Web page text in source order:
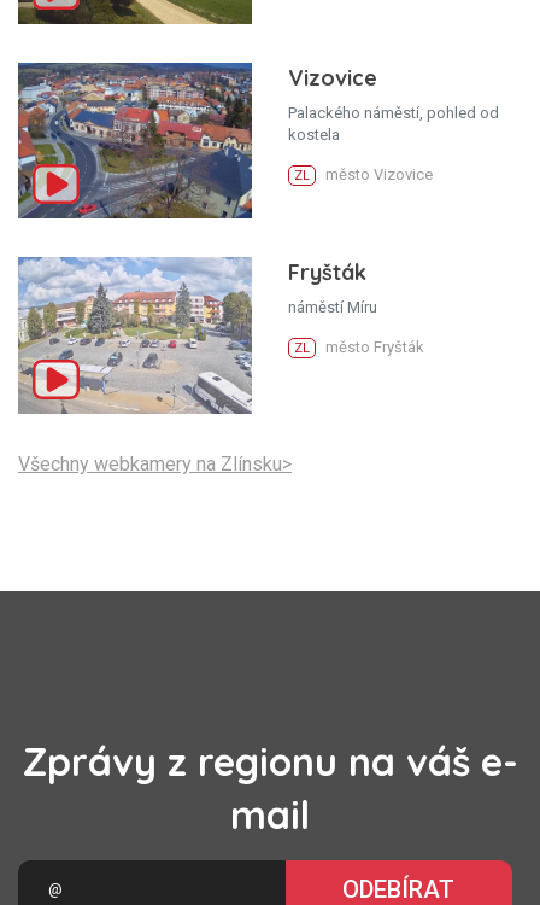
Vizovice
Palackého náměstí, pohled od
kostela
ZL město Vizovice
Fryšták
náměstí Míru
ZL město Fryšták
Všechny webkamery na Zlínsku>
Zprávy z regionu na váš e-
mail
ODEBÍRAT